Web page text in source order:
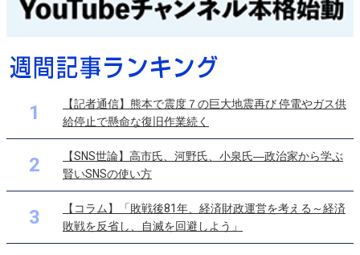
1
【記者通信】熊本で震度７の巨大地震再び 停電やガス供
給停止で懸命な復旧作業続く
2
【SNS世論】高市氏、河野氏、小泉氏―政治家から学ぶ
賢いSNSの使い方
3
【コラム】「敗戦後81年、経済財政運営を考える～経済
敗戦を反省し、自滅を回避しよう」